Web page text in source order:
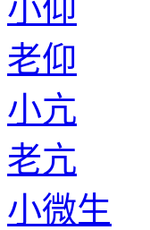
小仰
老仰
小亢
老亢
小微生